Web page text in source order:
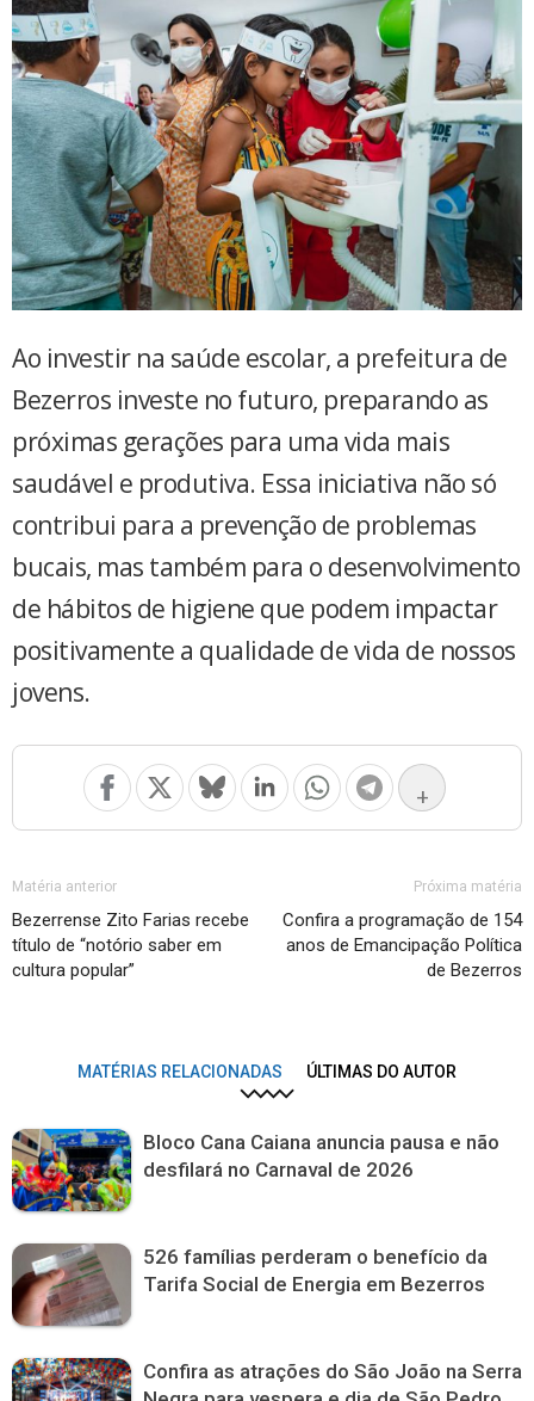
Ao investir na saúde escolar, a prefeitura de
Bezerros investe no futuro, preparando as
próximas gerações para uma vida mais
saudável e produtiva. Essa iniciativa não só
contribui para a prevenção de problemas
bucais, mas também para o desenvolvimento
de hábitos de higiene que podem impactar
positivamente a qualidade de vida de nossos
jovens.
+
Matéria anterior
Bezerrense Zito Farias recebe
título de “notório saber em
cultura popular”
Próxima matéria
Confira a programação de 154
anos de Emancipação Política
de Bezerros
MATÉRIAS RELACIONADAS ÚLTIMAS DO AUTOR
Bloco Cana Caiana anuncia pausa e não
desfilará no Carnaval de 2026
526 famílias perderam o benefício da
Tarifa Social de Energia em Bezerros
Confira as atrações do São João na Serra